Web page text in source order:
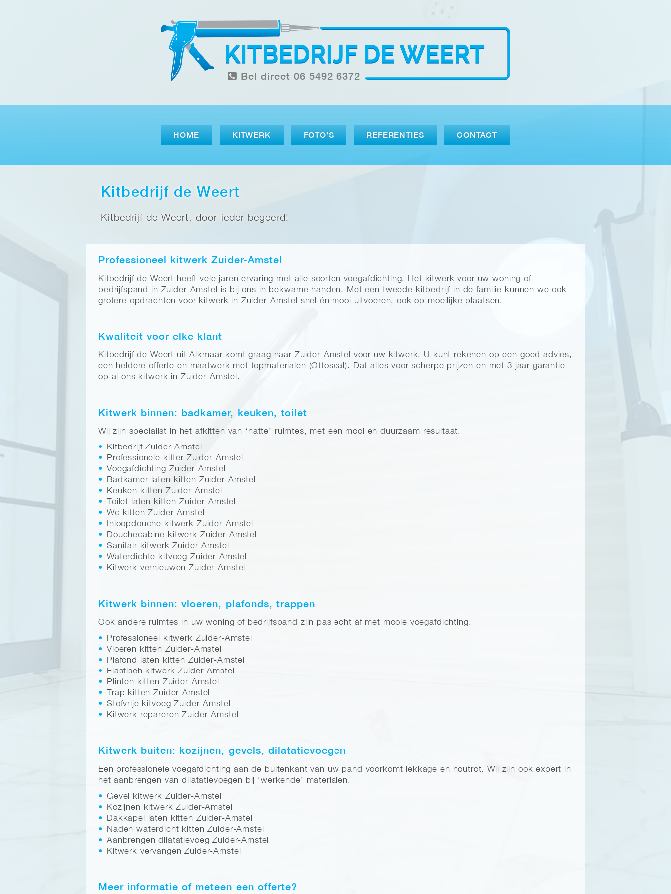
Bel direct 06 5492 6372
HOME KITWERK FOTO’S REFERENTIES CONTACT
Kitbedrijf de Weert
Kitbedrijf de Weert, door ieder begeerd!
Professioneel kitwerk Zuider-Amstel
Kitbedrijf de Weert heeft vele jaren ervaring met alle soorten voegafdichting. Het kitwerk voor uw woning of
bedrijfspand in Zuider-Amstel is bij ons in bekwame handen. Met een tweede kitbedrijf in de familie kunnen we ook
grotere opdrachten voor kitwerk in Zuider-Amstel snel én mooi uitvoeren, ook op moeilijke plaatsen.
Kwaliteit voor elke klant
Kitbedrijf de Weert uit Alkmaar komt graag naar Zuider-Amstel voor uw kitwerk. U kunt rekenen op een goed advies,
een heldere offerte en maatwerk met topmaterialen (Ottoseal). Dat alles voor scherpe prijzen en met 3 jaar garantie
op al ons kitwerk in Zuider-Amstel.
Kitwerk binnen: badkamer, keuken, toilet
Wij zijn specialist in het afkitten van ‘natte’ ruimtes, met een mooi en duurzaam resultaat.
Kitbedrijf Zuider-Amstel
Professionele kitter Zuider-Amstel
Voegafdichting Zuider-Amstel
Badkamer laten kitten Zuider-Amstel
Keuken kitten Zuider-Amstel
Toilet laten kitten Zuider-Amstel
Wc kitten Zuider-Amstel
Inloopdouche kitwerk Zuider-Amstel
Douchecabine kitwerk Zuider-Amstel
Sanitair kitwerk Zuider-Amstel
Waterdichte kitvoeg Zuider-Amstel
Kitwerk vernieuwen Zuider-Amstel
Kitwerk binnen: vloeren, plafonds, trappen
Ook andere ruimtes in uw woning of bedrijfspand zijn pas echt áf met mooie voegafdichting.
Professioneel kitwerk Zuider-Amstel
Vloeren kitten Zuider-Amstel
Plafond laten kitten Zuider-Amstel
Elastisch kitwerk Zuider-Amstel
Plinten kitten Zuider-Amstel
Trap kitten Zuider-Amstel
Stofvrije kitvoeg Zuider-Amstel
Kitwerk repareren Zuider-Amstel
Kitwerk buiten: kozijnen, gevels, dilatatievoegen
Een professionele voegafdichting aan de buitenkant van uw pand voorkomt lekkage en houtrot. Wij zijn ook expert in
het aanbrengen van dilatatievoegen bij ‘werkende’ materialen.
Gevel kitwerk Zuider-Amstel
Kozijnen kitwerk Zuider-Amstel
Dakkapel laten kitten Zuider-Amstel
Naden waterdicht kitten Zuider-Amstel
Aanbrengen dilatatievoeg Zuider-Amstel
Kitwerk vervangen Zuider-Amstel
Meer informatie of meteen een offerte?